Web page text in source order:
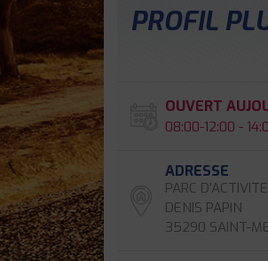
PROFIL
OUVERT
08:00-12:00 -
ADRESSE
PARC
DENIS PAPIN
35290 SAINT-